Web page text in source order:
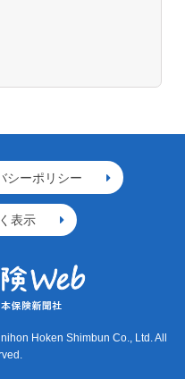
シーポリシー
表示
Hoken Shimbun Co., Ltd. All